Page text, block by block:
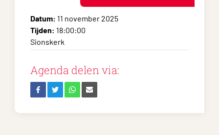
Datum: 11 november 2025
Tijden: 18:00:00
Sionskerk
Agenda delen via: